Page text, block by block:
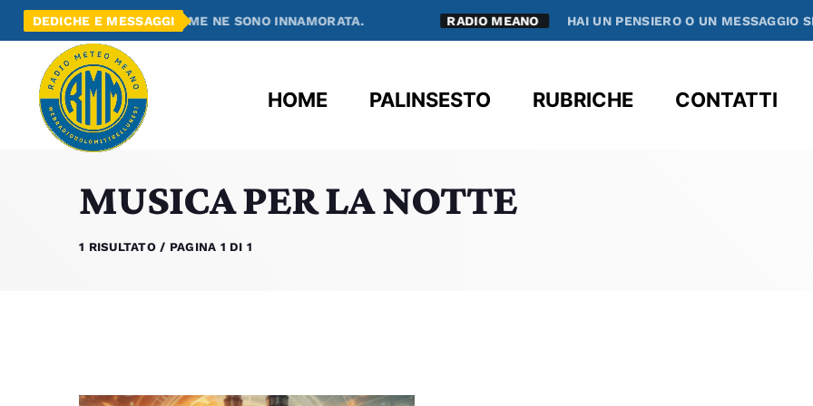
DEDICHE E MESSAGGI
RADIO MEANO E ME NE SONO INNAMORATA. RADIO MEANO HAI UN PENSIERO O UN MESSAGGIO
HOME PALINSESTO RUBRICHE CONTATTI
MUSICA PER LA NOTTE
1 RISULTATO / PAGINA 1 DI 1